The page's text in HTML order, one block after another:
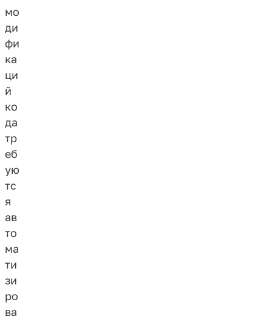
мо
ди
фи
ка
ци
й
ко
да
тр
еб
ую
тс
я
ав
то
ма
ти
зи
ро
ва